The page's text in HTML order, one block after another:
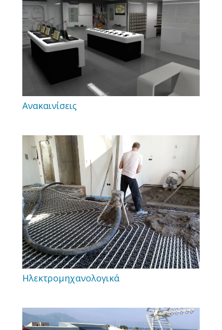
Ανακαινίσεις
Ηλεκτρομηχανολογικά